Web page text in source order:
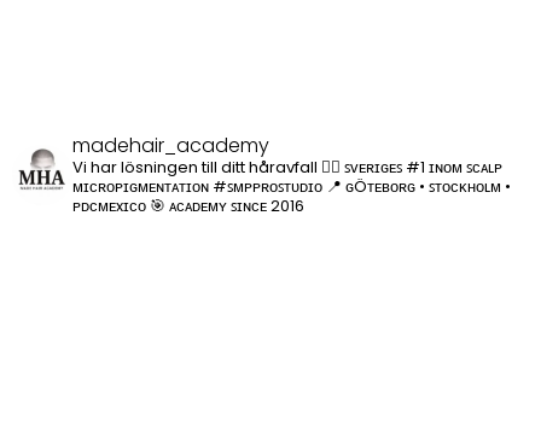
madehair_academy
Vi har lösningen till ditt håravfall 👍🏽 ꜱᴠᴇʀɪɢᴇꜱ #1 ɪɴᴏᴍ ꜱᴄᴀʟᴘ
ᴍɪᴄʀᴏᴘɪɢᴍᴇɴᴛᴀᴛɪᴏɴ #ꜱᴍᴘᴘʀᴏꜱᴛᴜᴅɪᴏ 📍 ɢÖᴛᴇʙᴏʀɢ • ꜱᴛᴏᴄᴋʜᴏʟᴍ •
ᴘᴅᴄᴍᴇxɪᴄᴏ 🎯 ᴀᴄᴀᴅᴇᴍʏ ꜱɪɴᴄᴇ 2016